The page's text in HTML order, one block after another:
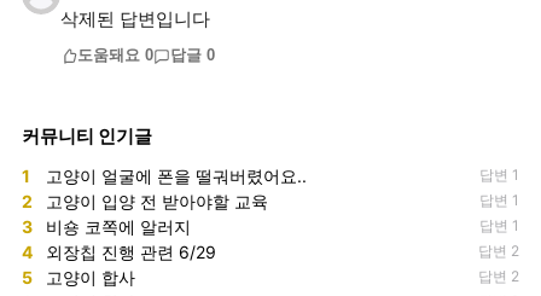
삭제된 답변입니다
도움돼요 0 답글 0
커뮤니티 인기글
1 고양이 얼굴에 폰을 떨궈버렸어요.. 답변 1
2 고양이 입양 전 받아야할 교육 답변 1
3 비숑 코쪽에 알러지 답변 1
4 외장칩 진행 관련 6/29 답변 2
5 고양이 합사 답변 2